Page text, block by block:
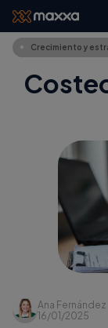
Crecimiento y
Ana Fernández
16/01/2025